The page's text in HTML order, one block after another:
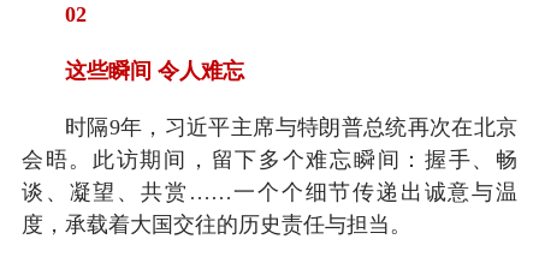
02
这些瞬间 令人难忘
时隔9年，习近平主席与特朗普总统再次在北京
会晤。此访期间，留下多个难忘瞬间：握手、畅
谈、凝望、共赏……一个个细节传递出诚意与温
度，承载着大国交往的历史责任与担当。